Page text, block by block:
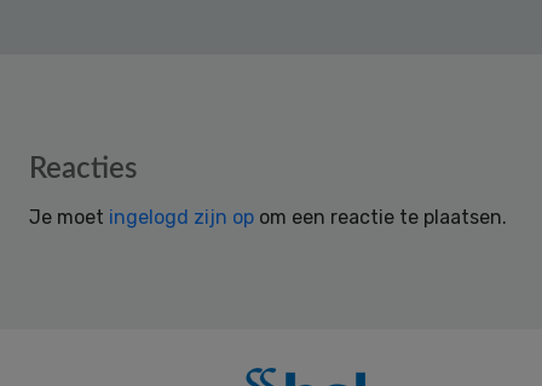
Reader
Reacties
Je moet ingelogd zijn op om een reactie te plaatsen.